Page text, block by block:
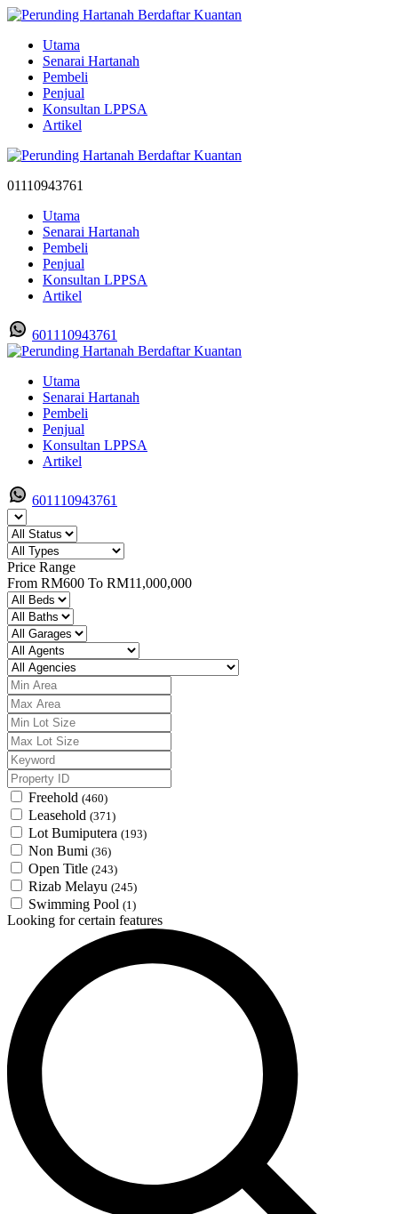
Utama
Senarai Hartanah
Pembeli
Penjual
Konsultan LPPSA
Artikel
01110943761
Utama
Senarai Hartanah
Pembeli
Penjual
Konsultan LPPSA
Artikel
601110943761
Utama
Senarai Hartanah
Pembeli
Penjual
Konsultan LPPSA
Artikel
601110943761
Price Range
From RM600 To RM11,000,000
Freehold (460)
Leasehold (371)
Lot Bumiputera (193)
Non Bumi (36)
Open Title (243)
Rizab Melayu (245)
Swimming Pool (1)
Looking for certain features